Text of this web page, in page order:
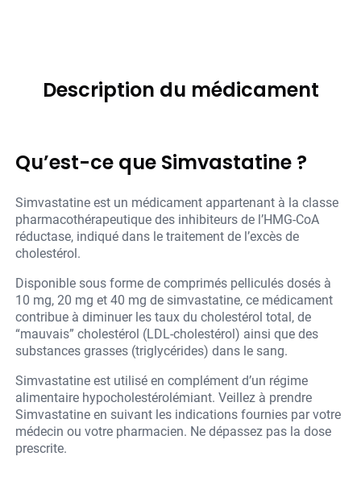
Description du médicament
Qu’est-ce que Simvastatine ?
Simvastatine est un médicament appartenant à la classe
pharmacothérapeutique des inhibiteurs de l’HMG-CoA
réductase, indiqué dans le traitement de l’excès de
cholestérol.
Disponible sous forme de comprimés pelliculés dosés à
10 mg, 20 mg et 40 mg de simvastatine, ce médicament
contribue à diminuer les taux du cholestérol total, de
“mauvais” cholestérol (LDL-cholestérol) ainsi que des
substances grasses (triglycérides) dans le sang.
Simvastatine est utilisé en complément d’un régime
alimentaire hypocholestérolémiant. Veillez à prendre
Simvastatine en suivant les indications fournies par votre
médecin ou votre pharmacien. Ne dépassez pas la dose
prescrite.